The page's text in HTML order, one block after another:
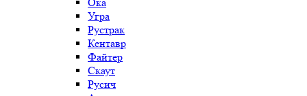
Угра
Рустрак
Кентавр
Файтер
Скаут
Русич